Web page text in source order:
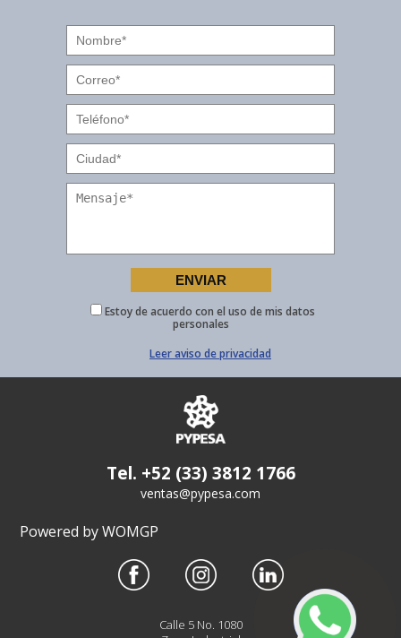
Estoy de acuerdo con el uso de mis datos
personales
Leer aviso de privacidad
Tel. +52 (33) 3812 1766
ventas@pypesa.com
Powered by WOMGP
Calle 5 No. 1080